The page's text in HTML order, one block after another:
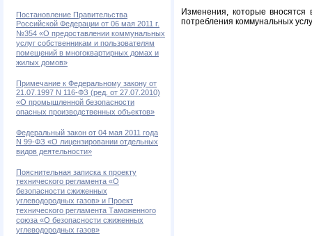
Постановление Правительства
Российской Федерации от 06 мая 2011 г.
№354 «О предоставлении коммунальных
услуг собственникам и пользователям
помещений в многоквартирных домах и
жилых домов»
Примечание к Федеральному закону от
21.07.1997 N 116-ФЗ (ред. от 27.07.2010)
«О промышленной безопасности
опасных производственных объектов»
Федеральный закон от 04 мая 2011 года
N 99-ФЗ «О лицензировании отдельных
видов деятельности»
Пояснительная записка к проекту
технического регламента «О
безопасности сжиженных
углеводородных газов» и Проект
технического регламента Таможенного
союза «О безопасности сжиженных
углеводородных газов»
Изменения, которые вносятся
потребления коммунальных